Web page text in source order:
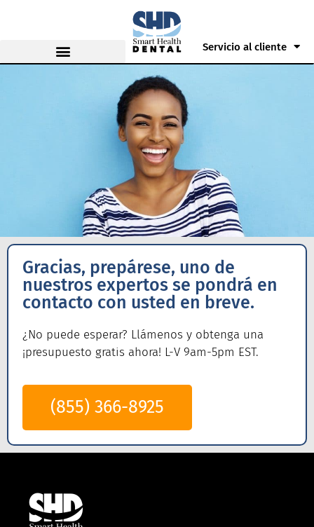
Servicio al cliente
Gracias, prepárese, uno de
nuestros expertos se pondrá en
contacto con usted en breve.
¿No puede esperar? Llámenos y obtenga una
¡presupuesto gratis ahora! L-V 9am-5pm EST.
(855) 366-8925